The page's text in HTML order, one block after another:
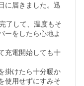
に届きました。迅
了して、温度もそ
ーをしたら心地よ
充電開始しても十
掛けたら十分暖か
使用せずにすみそ